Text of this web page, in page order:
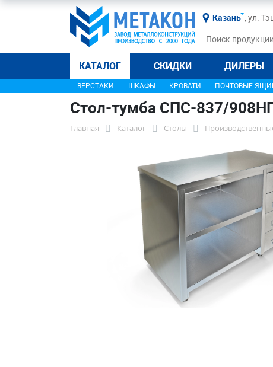
Казань , ул.
КАТАЛОГ СКИДКИ ДИЛЕРЫ
ВЕРСТАКИ ШКАФЫ КРОВАТИ ПОЧТОВЫЕ
Стол-тумба СПС-837/
Главная Каталог Столы